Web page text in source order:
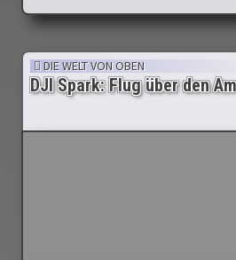
DIE WELT VON OBEN
DJI Spark: Flug über den